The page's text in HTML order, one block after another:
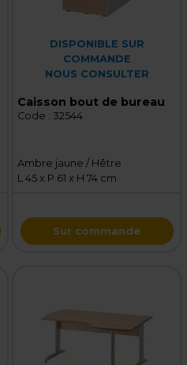
DISPONIBLE SUR
COMMANDE
NOUS CONSULTER
Caisson bout de bureau
Code : 32544
Ambre jaune / Hêtre
L 45 x P 61 x H 74 cm
Sur commande